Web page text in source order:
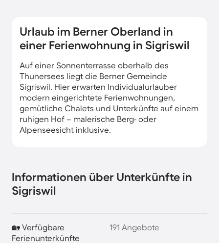
Urlaub im Berner Oberland in
einer Ferienwohnung in Sigriswil
Auf einer Sonnenterrasse oberhalb des
Thunersees liegt die Berner Gemeinde
Sigriswil. Hier erwarten Individualurlauber
modern eingerichtete Ferienwohnungen,
gemütliche Chalets und Unterkünfte auf einem
ruhigen Hof – malerische Berg- oder
Alpenseesicht inklusive.
Informationen über Unterkünfte in
Sigriswil
🏡 Verfügbare
Ferienunterkünfte
191 Angebote